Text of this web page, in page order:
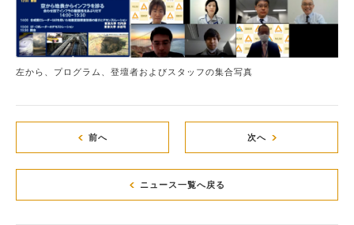
左から、プログラム、登壇者およびスタッフの集合写真
前へ 次へ
ニュース一覧へ戻る